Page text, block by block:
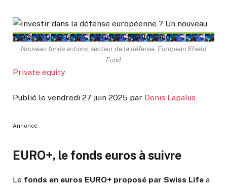
Nouveau fonds actions, secteur de la défense, European Shield
Fund
Private equity
Publié le vendredi 27 juin 2025 par Denis Lapalus
Annonce
EURO+, le fonds euros à suivre
Le fonds en euros EURO+ proposé par Swiss Life a